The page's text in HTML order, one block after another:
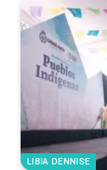
LIBIA DENNISE